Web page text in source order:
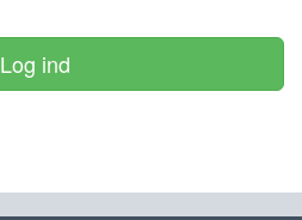
Log ind